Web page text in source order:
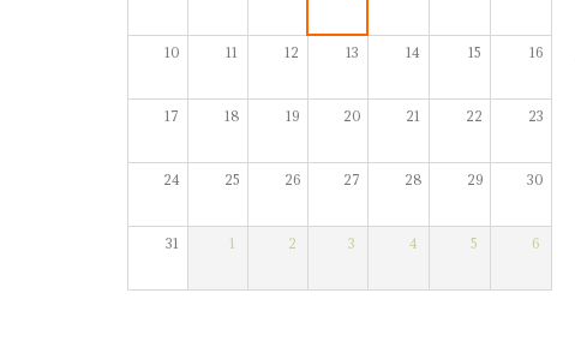
10 11 12 13 14 15 16
17 18 19 20 21 22 23
24 25 26 27 28 29 30
31 1 2 3 4 5 6